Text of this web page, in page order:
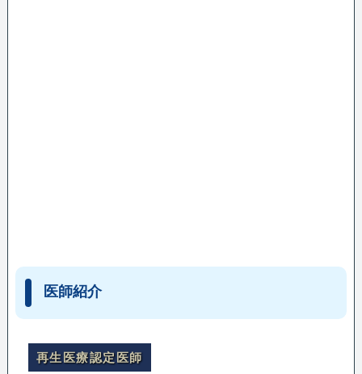
医師紹介
再生医療認定医師